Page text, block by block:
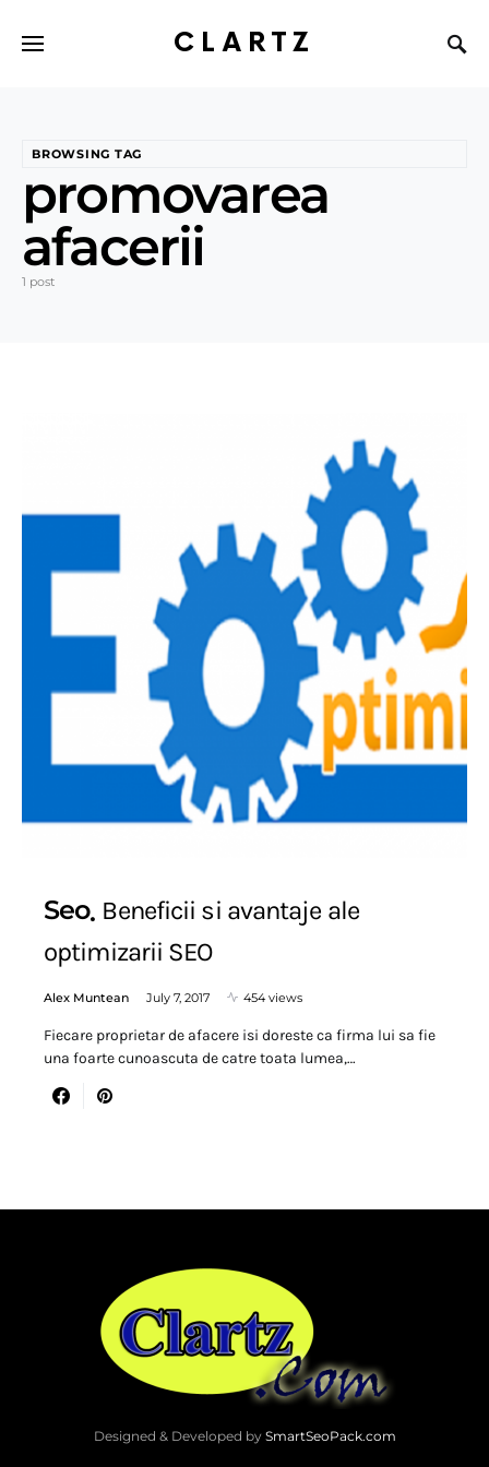
CLARTZ
BROWSING TAG
promovarea
afacerii
1 post
Seo Beneficii si avantaje ale
optimizarii SEO
Alex Muntean July 7, 2017 454 views
Fiecare proprietar de afacere isi doreste ca firma lui sa fie
una foarte cunoascuta de catre toata lumea,…
Designed & Developed by SmartSeoPack.com